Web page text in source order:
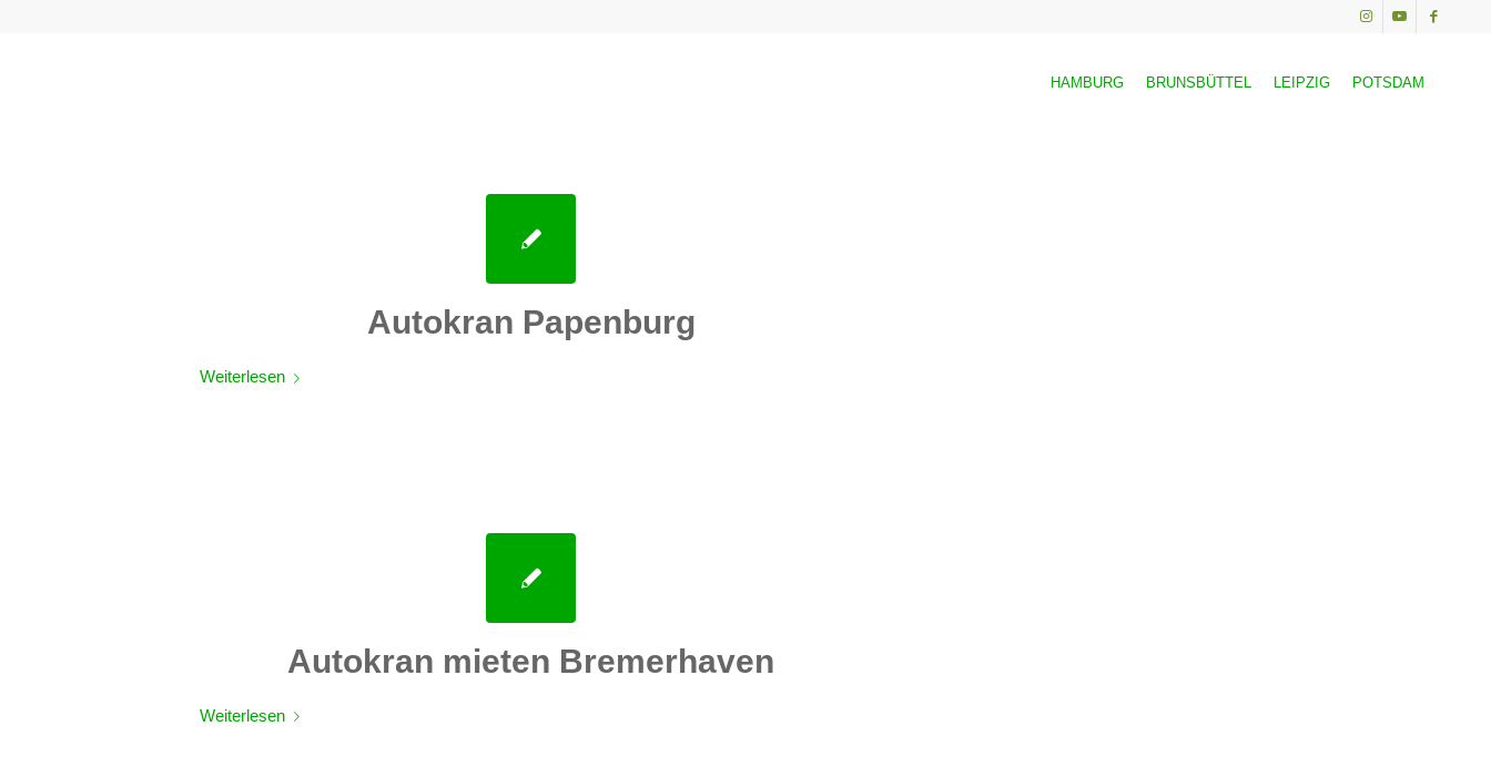
HAMBURG BRUNSBÜTTEL LEIPZIG POTSDAM
Autokran Papenburg
Weiterlesen
Autokran mieten Bremerhaven
Weiterlesen